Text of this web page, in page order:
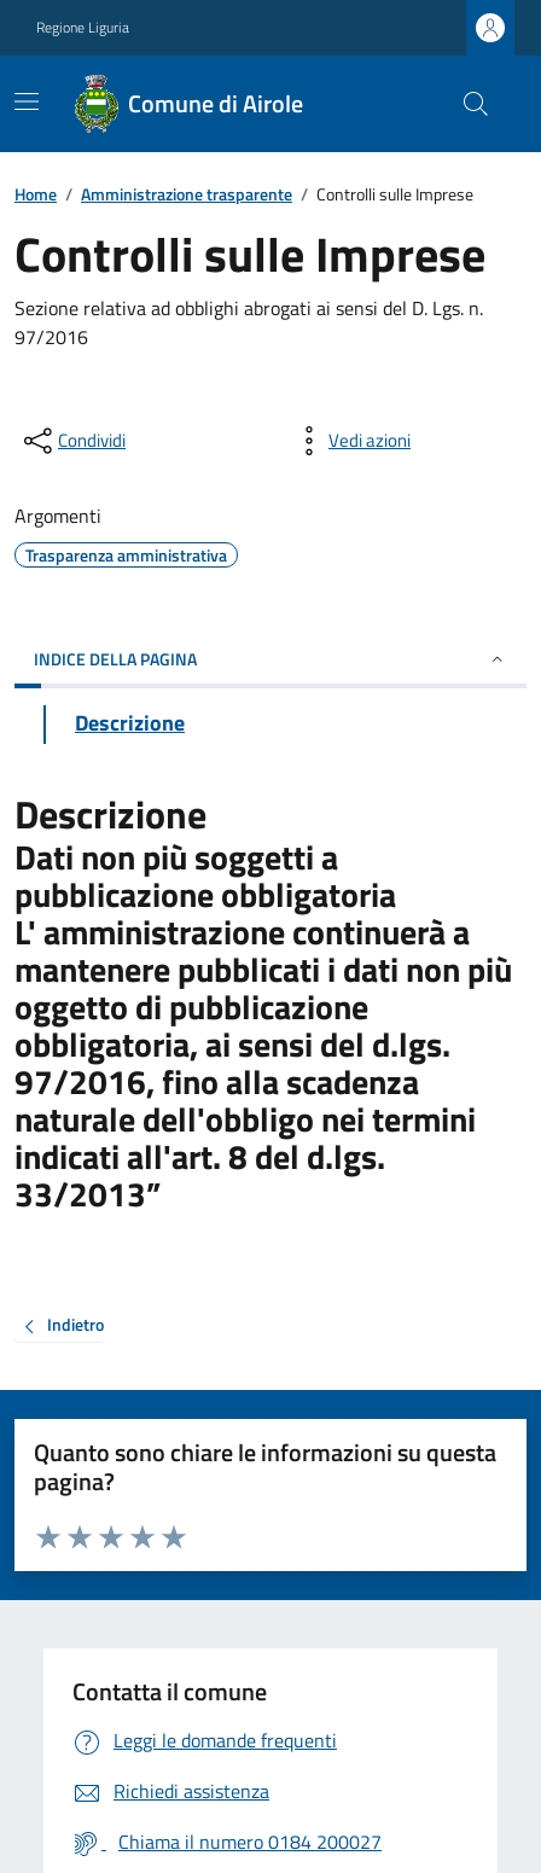
Regione Liguria
Comune di Airole
Home / Amministrazione trasparente / Controlli sulle Imprese
Controlli sulle Imprese
Sezione relativa ad obblighi abrogati ai sensi del D. Lgs. n.
97/2016
Condividi Vedi azioni
Argomenti
Trasparenza amministrativa
INDICE DELLA PAGINA
Descrizione
Descrizione
Dati non più soggetti a
pubblicazione obbligatoria
L' amministrazione continuerà a
mantenere pubblicati i dati non più
oggetto di pubblicazione
obbligatoria, ai sensi del d.lgs.
97/2016, fino alla scadenza
naturale dell'obbligo nei termini
indicati all'art. 8 del d.lgs.
33/2013”
Indietro
Quanto sono chiare le informazioni su questa
pagina?
Valuta da 1 a 5 stelle la pagina
Valuta 5 stelle su 5
Valuta 4 stelle su 5
Valuta 3 stelle su 5
Valuta 2 stelle su 5
Valuta 1 stelle su 5
Contatta il comune
Leggi le domande frequenti
Richiedi assistenza
Chiama il numero 0184 200027